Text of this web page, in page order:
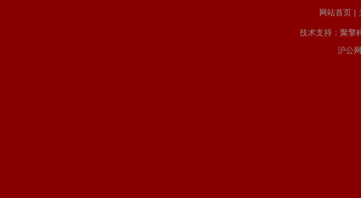
网站首页 |
技术支持： 聚擎
沪公